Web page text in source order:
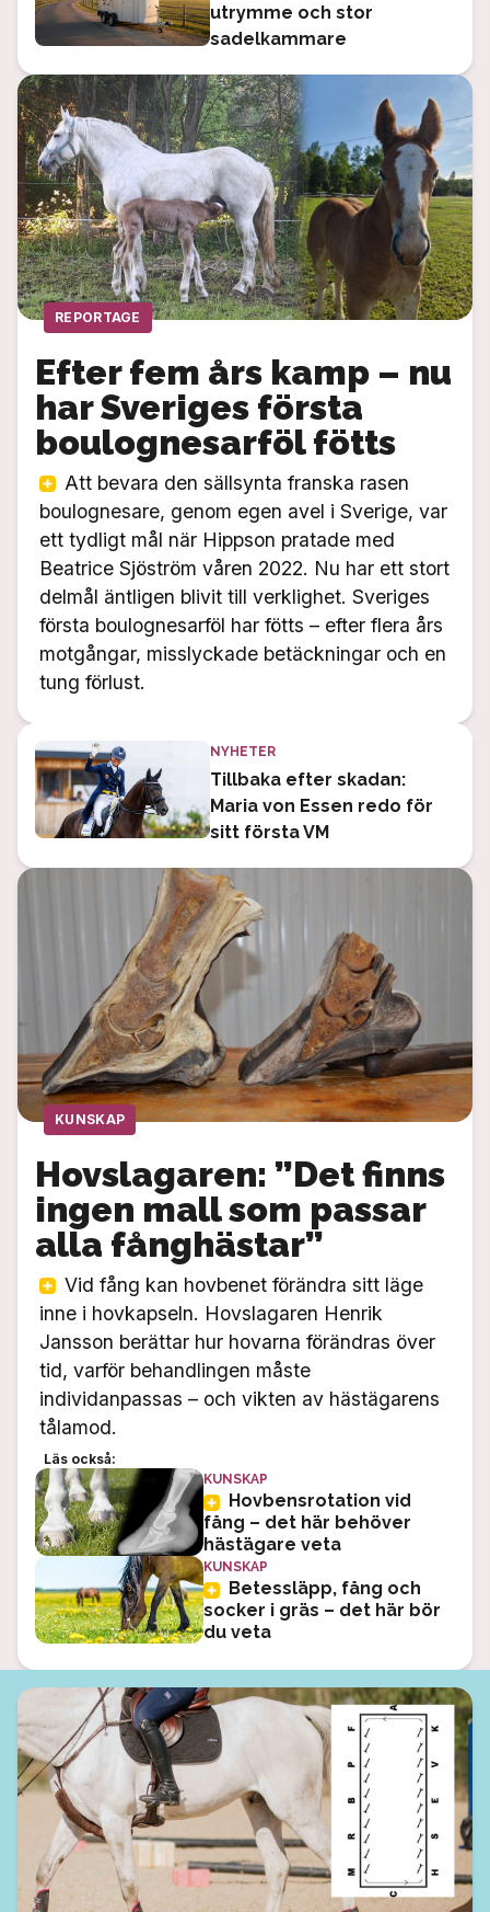
utrymme och stor
sadelkammare
REPORTAGE
Efter fem års kamp – nu
har Sveriges första
boulognesarföl fötts
Att bevara den sällsynta franska rasen
boulognesare, genom egen avel i Sverige, var
ett tydligt mål när Hippson pratade med
Beatrice Sjöström våren 2022. Nu har ett stort
delmål äntligen blivit till verklighet. Sveriges
första boulognesarföl har fötts – efter flera års
motgångar, misslyckade betäckningar och en
tung förlust.
NYHETER
Tillbaka efter skadan:
Maria von Essen redo för
sitt första VM
KUNSKAP
Hovslagaren: ”Det finns
ingen mall som passar
alla fånghästar”
Vid fång kan hovbenet förändra sitt läge
inne i hovkapseln. Hovslagaren Henrik
Jansson berättar hur hovarna förändras över
tid, varför behandlingen måste
individanpassas – och vikten av hästägarens
tålamod.
Läs också:
KUNSKAP
Hovbensrotation vid
fång – det här behöver
hästägare veta
KUNSKAP
Betessläpp, fång och
socker i gräs – det här bör
du veta